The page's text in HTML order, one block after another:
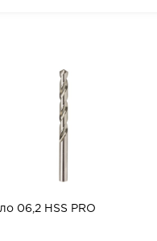
06,2 HSS PRO